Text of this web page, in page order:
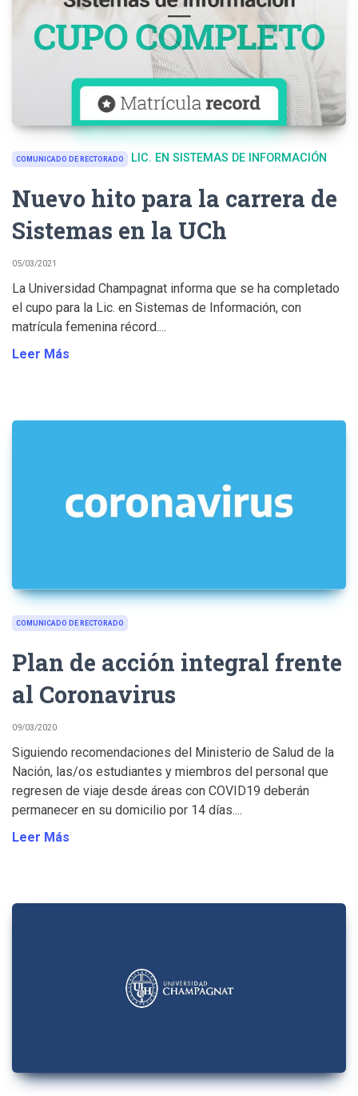
COMUNICADO DE RECTORADO LIC. EN SISTEMAS DE INFORMACIÓN
Nuevo hito para la carrera de
Sistemas en la UCh
05/03/2021
La Universidad Champagnat informa que se ha completado
el cupo para la Lic. en Sistemas de Información, con
matrícula femenina récord....
Leer Más
COMUNICADO DE RECTORADO
Plan de acción integral frente
al Coronavirus
09/03/2020
Siguiendo recomendaciones del Ministerio de Salud de la
Nación, las/os estudiantes y miembros del personal que
regresen de viaje desde áreas con COVID19 deberán
permanecer en su domicilio por 14 días....
Leer Más